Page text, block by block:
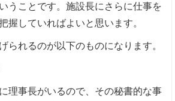
うことです。施設長にさらに仕事を
握していればよいと思います。
られるのが以下のものになります。
理事長がいるので、その秘書的な事